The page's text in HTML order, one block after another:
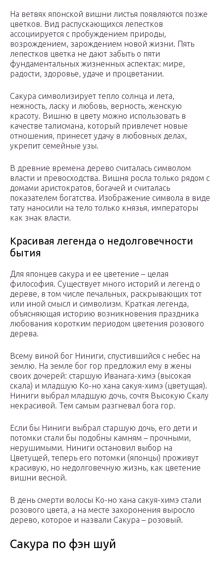
На ветвях японской вишни листья появляются позже
цветков. Вид распускающихся лепестков
ассоциируется с пробуждением природы,
возрождением, зарождением новой жизни. Пять
лепестков цветка не дают забыть о пяти
фундаментальных жизненных аспектах: мире,
радости, здоровье, удаче и процветании.
Сакура символизирует тепло солнца и лета,
нежность, ласку и любовь, верность, женскую
красоту. Вишню в цвету можно использовать в
качестве талисмана, который привлечет новые
отношения, принесет удачу в любовных делах,
укрепит семейные узы.
В древние времена дерево считалась символом
власти и превосходства. Вишня росла только рядом с
домами аристократов, богачей и считалась
показателем богатства. Изображение символа в виде
тату наносили на тело только князья, императоры
как знак власти.
Красивая легенда о недолговечности
бытия
Для японцев сакура и ее цветение – целая
философия. Существует много историй и легенд о
дереве, в том числе печальных, раскрывающих тот
или иной смысл и символизм. Краткая легенда,
объясняющая историю возникновения праздника
любования коротким периодом цветения розового
дерева.
Всему виной бог Ниниги, спустившийся с небес на
землю. На земле бог гор предложил ему в жены
своих дочерей: старшую Иванага-химэ (высокая
скала) и младшую Ко-но хана сакуя-химэ (цветущая).
Ниниги выбрал младшую дочь, сочтя Высокую Скалу
некрасивой. Тем самым разгневал бога гор.
Если бы Ниниги выбрал старшую дочь, его дети и
потомки стали бы подобны камням – прочными,
нерушимыми. Ниниги остановил выбор на
Цветущей, теперь его потомки (японцы) проживут
красивую, но недолговечную жизнь, как цветение
вишни весной.
В день смерти волосы Ко-но хана сакуя-химэ стали
розового цвета, а на месте захоронения выросло
дерево, которое и назвали Сакура – розовый.
Сакура по фэн шуй